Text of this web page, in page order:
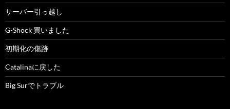
サーバー引っ越し
G-Shock 買いました
初期化の傷跡
Catalinaに戻した
Big Surでトラブル